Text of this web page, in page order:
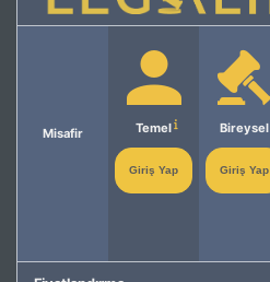
Misafir Temel
Giriş Yap
Bireysel
Giriş Yap